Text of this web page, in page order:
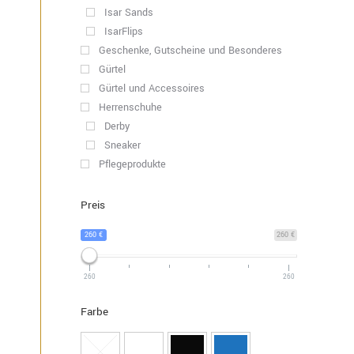
Isar Sands
IsarFlips
Geschenke, Gutscheine und Besonderes
Gürtel
Gürtel und Accessoires
Herrenschuhe
Derby
Sneaker
Pflegeprodukte
Preis
260 €
260 €
260 260
Farbe